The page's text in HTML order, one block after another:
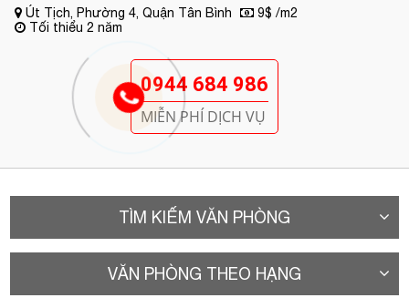
Út Tịch, Phường 4, Quận Tân Bình
9$ /m2
Tối thiểu 2 năm
0944 684 986
MIỄN PHÍ DỊCH VỤ
TÌM KIẾM VĂN PHÒNG
VĂN PHÒNG THEO HẠNG